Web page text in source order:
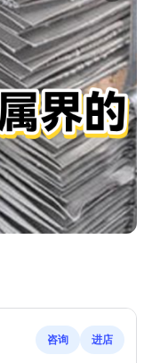
咨询 进店